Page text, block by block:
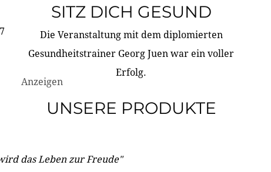
SITZ DICH GESUND
Die Veranstaltung mit dem diplomierten
Gesundheitstrainer Georg Juen war ein voller
Erfolg.
Anzeigen
UNSERE PRODUKTE
das Leben zur Freude"